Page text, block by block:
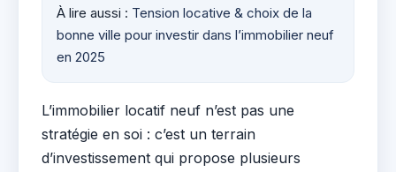
À lire aussi : Tension locative & choix de la
bonne ville pour investir dans l’immobilier neuf
en 2025
L’immobilier locatif neuf n’est pas une
stratégie en soi : c’est un terrain
d’investissement qui propose plusieurs